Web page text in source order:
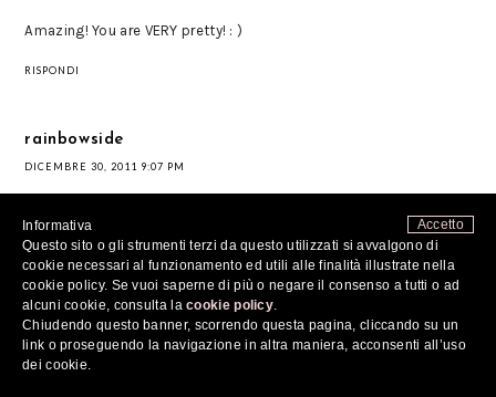
Amazing! You are VERY pretty! : )
RISPONDI
rainbowside
DICEMBRE 30, 2011 9:07 PM
RISPONDI
Unknown
DICEMBRE 30, 2011 9:15 PM
Accetto
Informativa
Questo sito o gli strumenti terzi da questo utilizzati si avvalgono di
cookie necessari al funzionamento ed utili alle finalità illustrate nella
cookie policy. Se vuoi saperne di più o negare il consenso a tutti o ad
alcuni cookie, consulta lacookie policy.
Chiudendo questo banner, scorrendo questa pagina, cliccando su un
link o proseguendo la navigazione in altra maniera, acconsenti all’uso
dei cookie.